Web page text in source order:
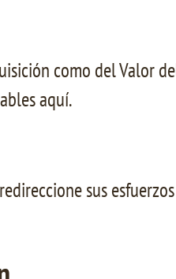
como del Valor
aquí.
sus